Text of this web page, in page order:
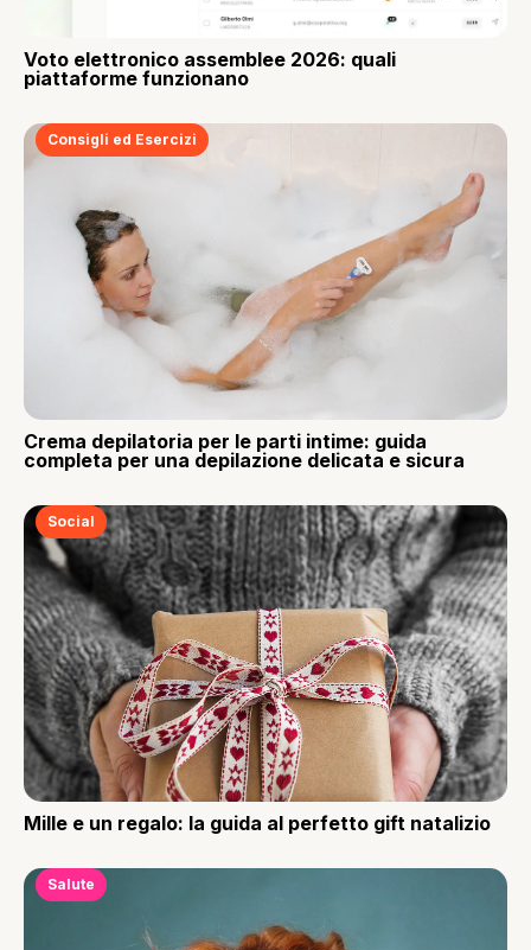
Voto elettronico assemblee 2026: quali
piattaforme funzionano
Consigli ed Esercizi
Crema depilatoria per le parti intime: guida
completa per una depilazione delicata e sicura
Social
Mille e un regalo: la guida al perfetto gift natalizio
Salute